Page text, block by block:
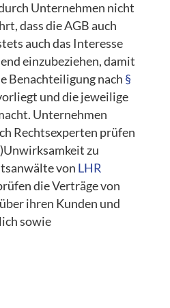
Unternehmen nicht
dass die AGB auch
auch das Interesse
einzubeziehen, damit
Benachteiligung nach §
und die jeweilige
Unternehmen
Rechtsexperten prüfen
zu
von LHR
die Verträge von
ihren Kunden und
sowie